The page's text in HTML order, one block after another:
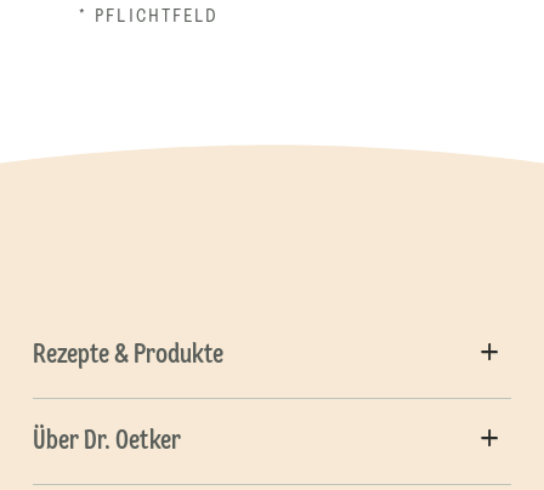
* PFLICHTFELD
Rezepte & Produkte
Über Dr. Oetker